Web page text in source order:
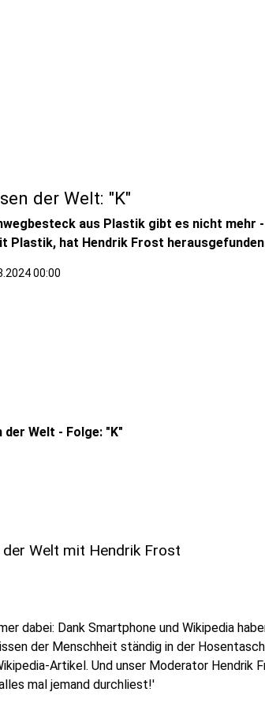
der Welt: "K"
aus Plastik gibt es nicht mehr
Plastik, hat Hendrik Frost
00:00
Welt - Folge: "K"
Welt mit Hendrik Frost
dabei: Dank Smartphone und Wikipedia
der Menschheit ständig in der
Artikel. Und unser Moderator Hendrik
mal jemand durchliest!'